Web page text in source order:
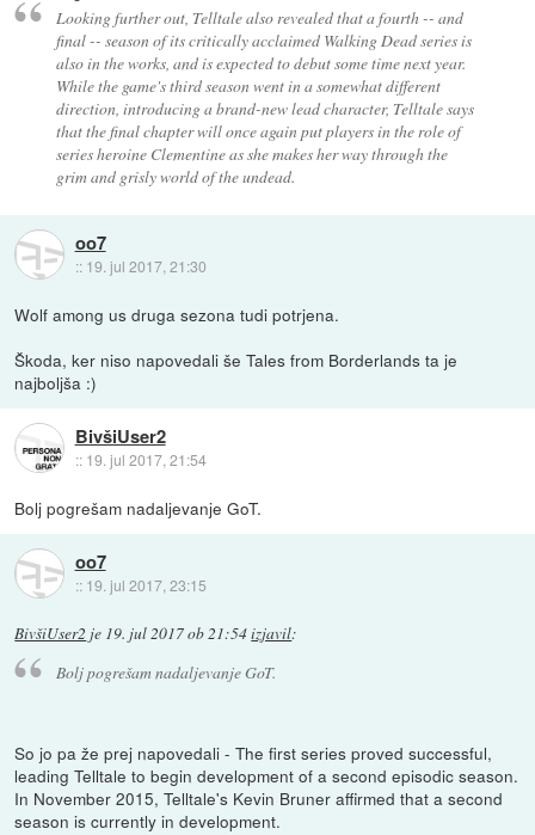
Looking further out, Telltale also revealed that a fourth -- and
final -- season of its critically acclaimed Walking Dead series is
also in the works, and is expected to debut some time next year.
While the game's third season went in a somewhat different
direction, introducing a brand-new lead character, Telltale says
that the final chapter will once again put players in the role of
series heroine Clementine as she makes her way through the
grim and grisly world of the undead.
oo7
:: 19. jul 2017, 21:30
Wolf among us druga sezona tudi potrjena.
Škoda, ker niso napovedali še Tales from Borderlands ta je
najboljša :)
BivšiUser2
:: 19. jul 2017, 21:54
Bolj pogrešam nadaljevanje GoT.
oo7
:: 19. jul 2017, 23:15
BivšiUser2 je 19. jul 2017 ob 21:54izjavil:
Bolj pogrešam nadaljevanje GoT.
So jo pa že prej napovedali - The first series proved successful,
leading Telltale to begin development of a second episodic season.
In November 2015, Telltale's Kevin Bruner affirmed that a second
season is currently in development.